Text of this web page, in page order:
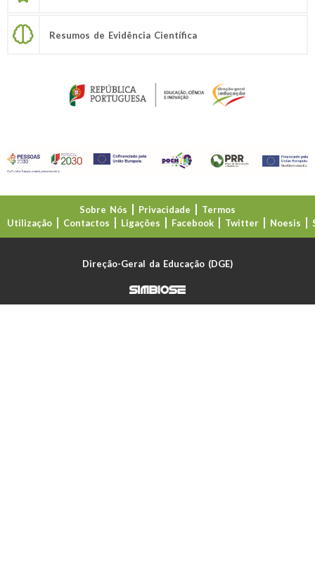
Resumos de Evidência Científica
Sobre Nós Privacidade
Termos
Utilização
Contactos Ligações Facebook Twitter Noesis
Direção-Geral da Educação (DGE)